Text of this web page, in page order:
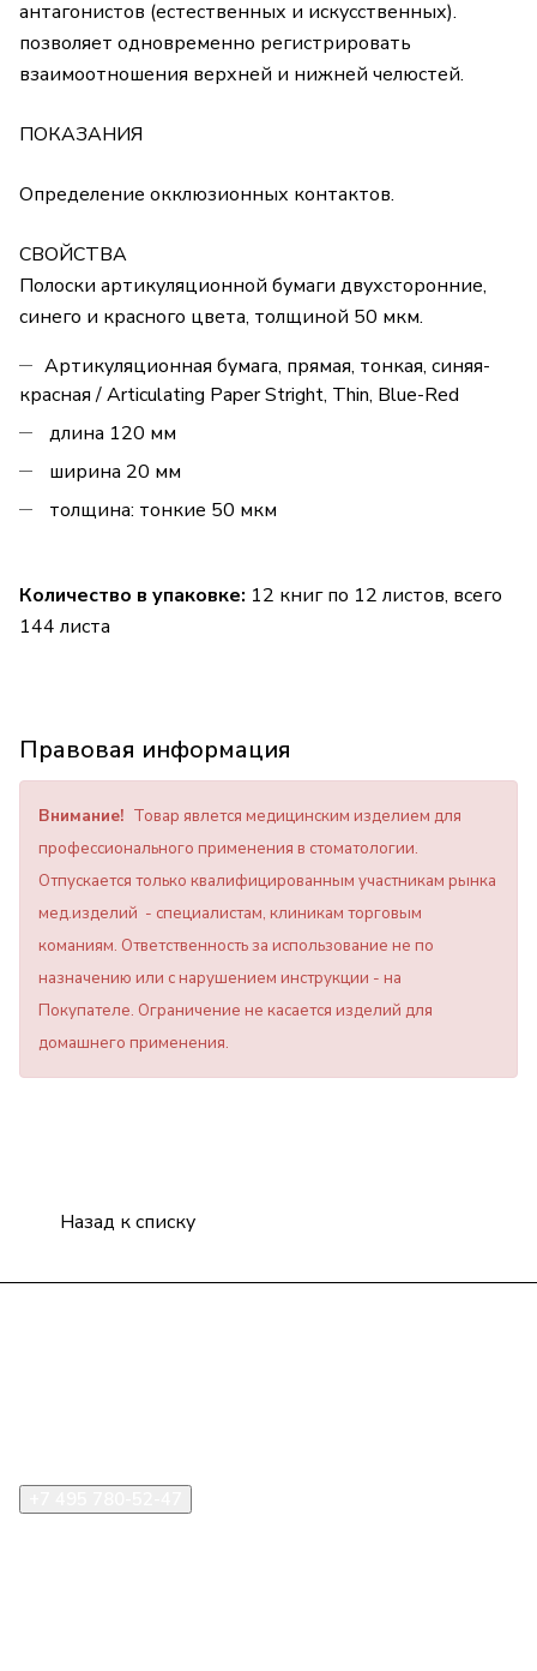
антагонистов (естественных и искусственных).
позволяет одновременно регистрировать
взаимоотношения верхней и нижней челюстей.
ПОКАЗАНИЯ
Определение окклюзионных контактов.
СВОЙСТВА
Полоски артикуляционной бумаги двухсторонние,
синего и красного цвета, толщиной 50 мкм.
Артикуляционная бумага, прямая, тонкая, синяя-
красная / Articulating Paper Stright, Thin, Blue-Red
длина 120 мм
ширина 20 мм
толщина: тонкие 50 мкм
Количество в упаковке: 12 книг по 12 листов, всего
144 листа
Правовая информация
Внимание! Товар явлется медицинским изделием для
профессионального применения в стоматологии.
Отпускается только квалифицированным участникам рынка
мед.изделий - специалистам, клиникам торговым
команиям. Ответственность за использование не по
назначению или с нарушением инструкции - на
Покупателе. Ограничение не касается изделий для
домашнего применения.
Назад к списку